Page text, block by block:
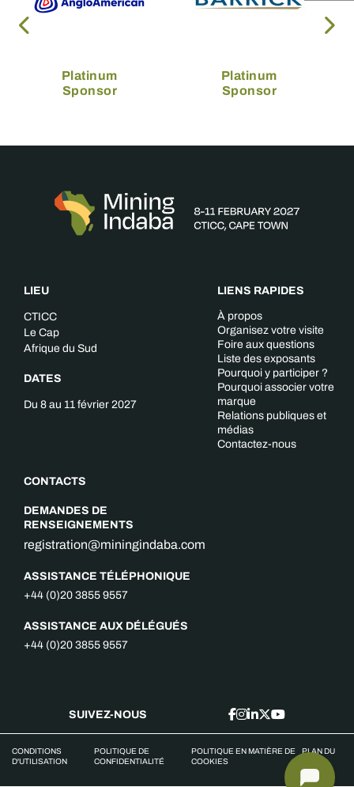
Platinum
Sponsor
Platinum
Sponsor
LIEU
CTICC
Le Cap
Afrique du Sud
DATES
Du 8 au 11 février 2027
CONTACTS
DEMANDES DE
RENSEIGNEMENTS
registration@miningindaba.com
ASSISTANCE TÉLÉPHONIQUE
+44 (0)20 3855 9557
ASSISTANCE AUX DÉLÉGUÉS
+44 (0)20 3855 9557
LIENS RAPIDES
À propos
Organisez votre visite
Foire aux questions
Liste des exposants
Pourquoi y participer ?
Pourquoi associer votre
marque
Relations publiques et
médias
Contactez-nous
SUIVEZ-NOUS
CONDITIONS
D'UTILISATION
POLITIQUE DE
CONFIDENTIALITÉ
POLITIQUE EN MATIÈRE DE
COOKIES
PLAN DU